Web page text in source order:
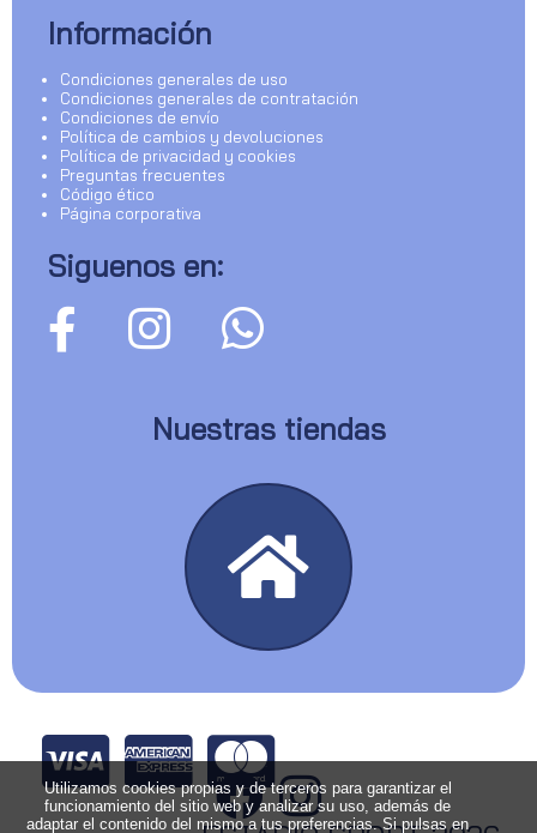
Información
Condiciones generales de uso
Condiciones generales de contratación
Condiciones de envío
Política de cambios y devoluciones
Política de privacidad y cookies
Preguntas frecuentes
Código ético
Página corporativa
Siguenos en:
Nuestras tiendas
Utilizamos cookies propias y de terceros para garantizar el
funcionamiento del sitio web y analizar su uso, además de
adaptar el contenido del mismo a tus preferencias. Si pulsas en